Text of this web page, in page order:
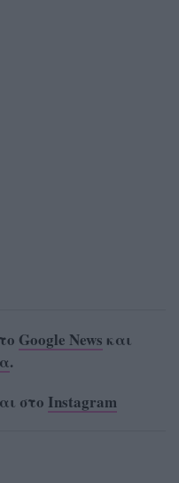
Google News και
.
στο Instagram